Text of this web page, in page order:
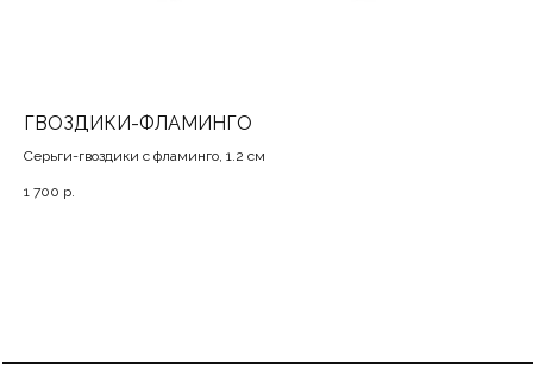
ГВОЗДИКИ-ФЛАМИНГО
Серьги-гвоздики с фламинго, 1.2 см
1 700 р.